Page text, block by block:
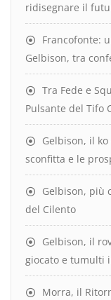
ridisegnare il
Francofonte:
Gelbison, tra
Tra Fede e
Pulsante del Tifo
Gelbison, il
sconfitta e le
Gelbison, più
del Cilento
Gelbison, il
giocato e tumulti
Morra, il